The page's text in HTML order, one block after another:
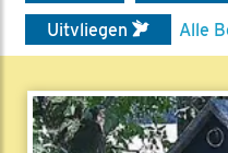
Uitvliegen
Alle